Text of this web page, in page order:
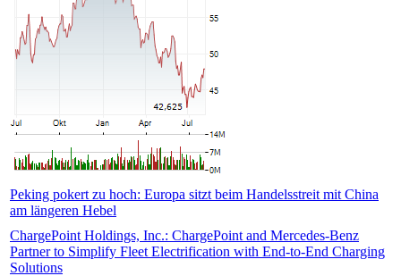
Peking pokert zu hoch: Europa sitzt beim Handelsstreit mit China
am längeren Hebel
ChargePoint Holdings, Inc.: ChargePoint and Mercedes-Benz
Partner to Simplify Fleet Electrification with End-to-End Charging
Solutions